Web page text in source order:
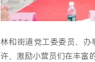
林和街道党工委委员、
许，激励小营员们在丰富